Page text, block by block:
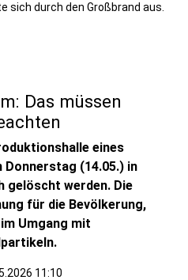
sich durch den Großbrand aus.
Das müssen
eines
(14.05.) in
gelöscht werden. Die
für die Bevölkerung,
Umgang mit
11:10